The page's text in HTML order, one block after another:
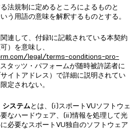
法規制に定めるところによるものと
う用語の意味を解釈するものとする。
連して、付録1に記載されている本契約
）を意味し、
legal/terms-conditions-pro-
スタッツ・パフォームが随時被許諾者に
イトアドレス）で詳細に説明されてい
定されない。
システムとは、(i)スポートVUソフトウェ
なハードウェア、(ii)情報を処理して光
必要なスポートVU独自のソフトウェア